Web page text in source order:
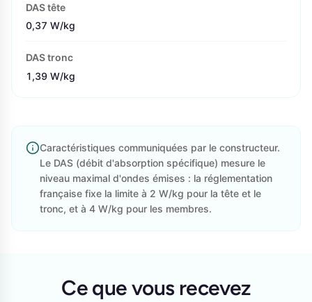
DAS tête
0,37 W/kg
DAS tronc
1,39 W/kg
Caractéristiques communiquées par le constructeur.
Le DAS (débit d'absorption spécifique) mesure le
niveau maximal d'ondes émises : la réglementation
française fixe la limite à 2 W/kg pour la tête et le
tronc, et à 4 W/kg pour les membres.
Ce que vous recevez